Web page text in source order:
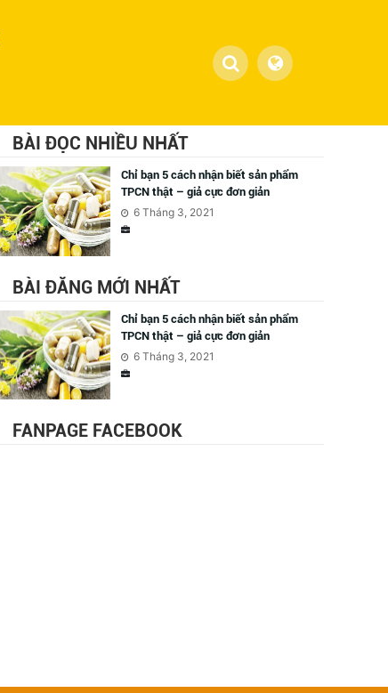
BÀI ĐỌC NHIỀU NHẤT
Chỉ bạn 5 cách nhận biết sản phẩm
TPCN thật – giả cực đơn giản
6 Tháng 3, 2021
BÀI ĐĂNG MỚI NHẤT
Chỉ bạn 5 cách nhận biết sản phẩm
TPCN thật – giả cực đơn giản
6 Tháng 3, 2021
FANPAGE FACEBOOK